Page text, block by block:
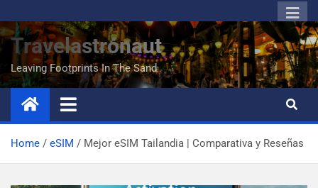
Travelastronaut
Leaving Footprints In The Sand
Home eSIM Mejor eSIM Tailandia | Comparativa y Reseñas